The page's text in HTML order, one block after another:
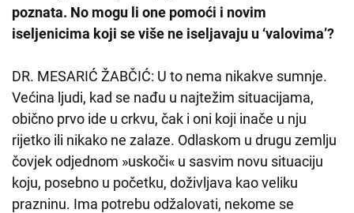
poznata. No mogu li one pomoći i novim
iseljenicima koji se više ne iseljavaju u ‘valovima’?
DR. MESARIĆ ŽABČIĆ: U to nema nikakve sumnje.
Većina ljudi, kad se nađu u najtežim situacijama,
obično prvo ide u crkvu, čak i oni koji inače u nju
rijetko ili nikako ne zalaze. Odlaskom u drugu zemlju
čovjek odjednom »uskoči« u sasvim novu situaciju
koju, posebno u početku, doživljava kao veliku
prazninu. Ima potrebu odžalovati, nekome se